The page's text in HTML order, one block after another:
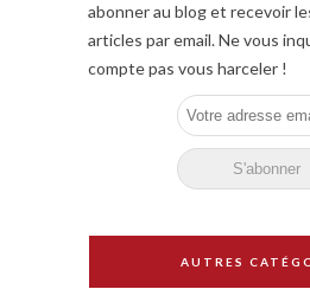
abonner au blog et recevoir
articles par email. Ne vous
compte pas vous harceler !
AUTRES